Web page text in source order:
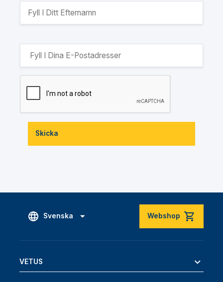
Skicka
Svenska Webshop
VETUS